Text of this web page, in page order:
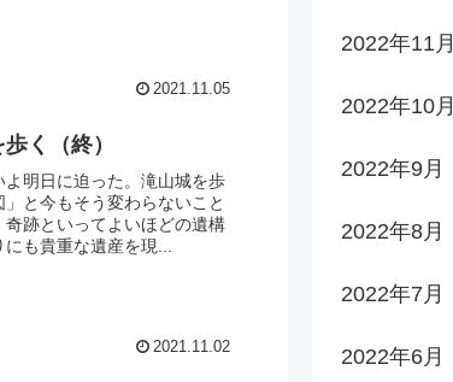
2021.11.05
く（終）
明日に迫った。滝山城を歩
と今もそう変わらないこと
跡といってよいほどの遺構
も貴重な遺産を現...
2021.11.02
2022年11月
2022年10月
2022年9月
2022年8月
2022年7月
2022年6月